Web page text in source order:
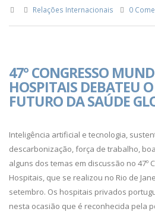
Relações Internacionais 0
47º CONGRESSO
HOSPITAIS DEBATEU
FUTURO DA SAÚDE
Inteligência artificial e tecnologia,
descarbonização, força de trabalho,
alguns dos temas em discussão no 47º
Hospitais, que se realizou no Rio de
setembro. Os hospitais privados
nesta ocasião que é reconhecida pela